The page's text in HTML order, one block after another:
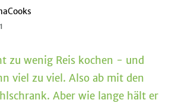
zu wenig Reis kochen - und
viel zu viel. Also ab mit den
Aber wie lange hält er